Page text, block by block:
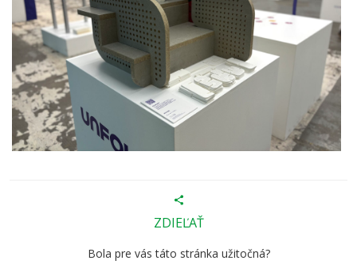
ZDIEĽAŤ
Bola pre vás táto stránka užitočná?